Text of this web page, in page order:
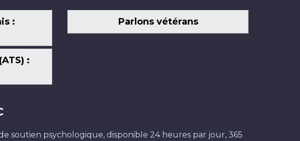
:
:
Parlons vétérans
soutien psychologique, disponible 24 heures par jour, 365